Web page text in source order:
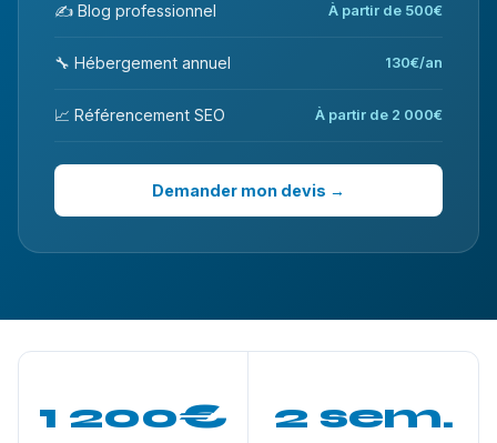
✍️ Blog professionnel À partir de 500€
🔧 Hébergement annuel 130€/an
📈 Référencement SEO À partir de 2 000€
Demander mon devis →
1 200€ 2 sem.